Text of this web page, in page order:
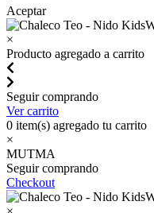
Aceptar
×
Producto agregado a carrito
Seguir comprando
Ver carrito
0 item(s) agregado tu carrito
×
MUTMA
Seguir comprando
Checkout